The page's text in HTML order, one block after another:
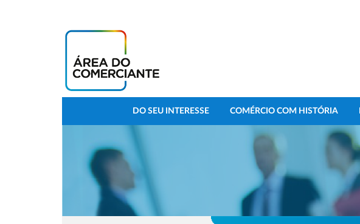
DO SEU INTERESSE COMÉRCIO COM HISTÓRIA